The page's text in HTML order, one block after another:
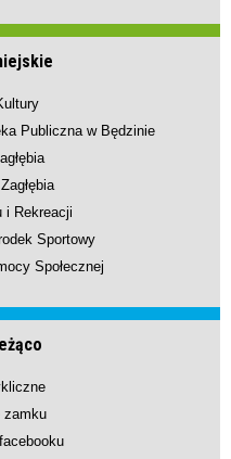
Publiczna w Będzinie
i Rekreacji
Sportowy
Społecznej
zamku